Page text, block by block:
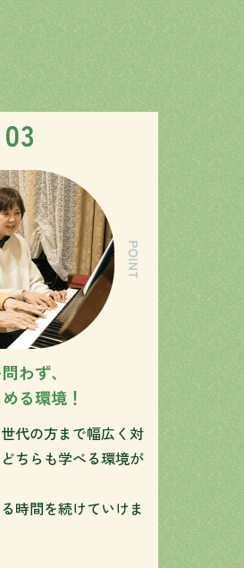
03
わず、
る環境！
代の方まで幅広く対
ちらも学べる環境が
時間を続けていけま